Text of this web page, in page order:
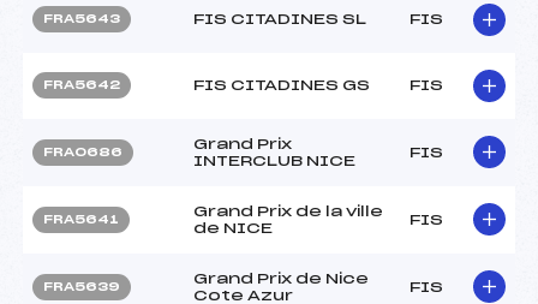
FRA5643 FIS CITADINES SL FIS
FRA5642 FIS CITADINES GS FIS
FRA0686
Grand Prix
INTERCLUB NICE
FIS
FRA5641
Grand Prix de la ville
de NICE
FIS
FRA5639
Grand Prix de Nice
Cote Azur
FIS